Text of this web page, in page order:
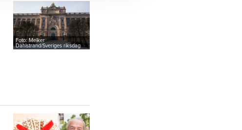
Foto: Melker
Dahlstrand/Sveriges riksdag